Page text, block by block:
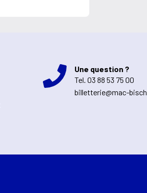
Une question ?
Tel. 03 88 53 75 00
billetterie@mac-